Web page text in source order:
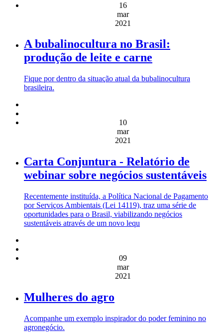
16
mar
2021
A bubalinocultura no Brasil:
produção de leite e carne
Fique por dentro da situação atual da bubalinocultura
brasileira.
10
mar
2021
Carta Conjuntura - Relatório de
webinar sobre negócios sustentáveis
Recentemente instituída, a Política Nacional de Pagamento
por Serviços Ambientais (Lei 14119), traz uma série de
oportunidades para o Brasil, viabilizando negócios
sustentáveis através de um novo lequ
09
mar
2021
Mulheres do agro
Acompanhe um exemplo inspirador do poder feminino no
agronegócio.